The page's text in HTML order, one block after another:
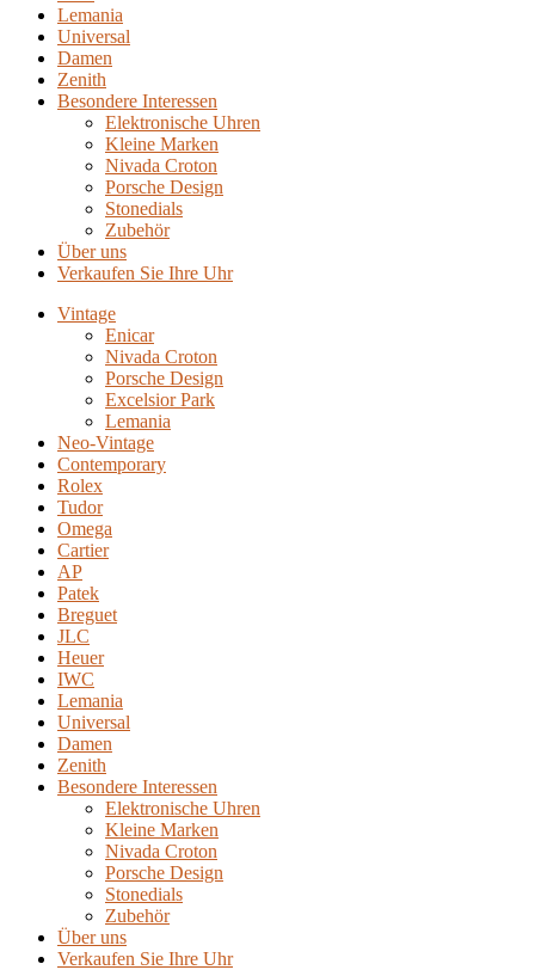
Lemania
Universal
Damen
Zenith
Besondere Interessen
Elektronische Uhren
Kleine Marken
Nivada Croton
Porsche Design
Stonedials
Zubehör
Über uns
Verkaufen Sie Ihre Uhr
Vintage
Enicar
Nivada Croton
Porsche Design
Excelsior Park
Lemania
Neo-Vintage
Contemporary
Rolex
Tudor
Omega
Cartier
AP
Patek
Breguet
JLC
Heuer
IWC
Lemania
Universal
Damen
Zenith
Besondere Interessen
Elektronische Uhren
Kleine Marken
Nivada Croton
Porsche Design
Stonedials
Zubehör
Über uns
Verkaufen Sie Ihre Uhr